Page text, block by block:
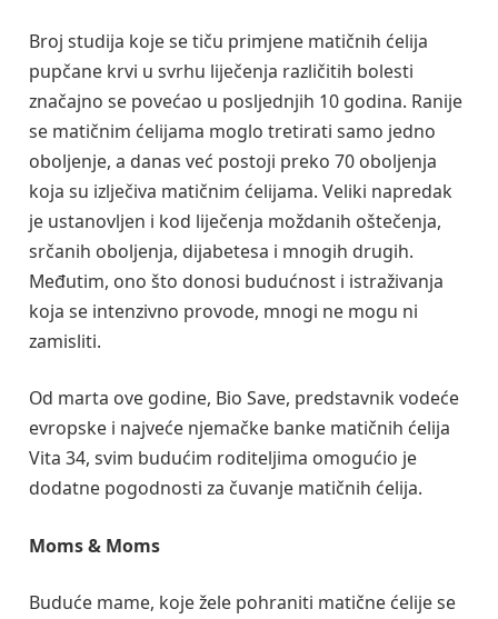
Broj studija koje se tiču primjene matičnih ćelija
pupčane krvi u svrhu liječenja različitih bolesti
značajno se povećao u posljednjih 10 godina. Ranije
se matičnim ćelijama moglo tretirati samo jedno
oboljenje, a danas već postoji preko 70 oboljenja
koja su izlječiva matičnim ćelijama. Veliki napredak
je ustanovljen i kod liječenja moždanih oštečenja,
srčanih oboljenja, dijabetesa i mnogih drugih.
Međutim, ono što donosi budućnost i istraživanja
koja se intenzivno provode, mnogi ne mogu ni
zamisliti.
Od marta ove godine, Bio Save, predstavnik vodeće
evropske i najveće njemačke banke matičnih ćelija
Vita 34, svim budućim roditeljima omogućio je
dodatne pogodnosti za čuvanje matičnih ćelija.
Moms & Moms
Buduće mame, koje žele pohraniti matične ćelije se